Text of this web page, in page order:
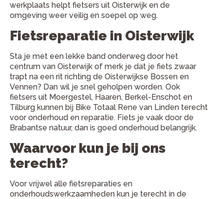
werkplaats helpt fietsers uit Oisterwijk en de
omgeving weer veilig en soepel op weg.
Fietsreparatie in Oisterwijk
Sta je met een lekke band onderweg door het
centrum van Oisterwijk of merk je dat je fiets zwaar
trapt na een rit richting de Oisterwijkse Bossen en
Vennen? Dan wil je snel geholpen worden. Ook
fietsers uit Moergestel, Haaren, Berkel-Enschot en
Tilburg kunnen bij Bike Totaal Rene van Linden terecht
voor onderhoud en reparatie. Fiets je vaak door de
Brabantse natuur, dan is goed onderhoud belangrijk.
Waarvoor kun je bij ons
terecht?
Voor vrijwel alle fietsreparaties en
onderhoudswerkzaamheden kun je terecht in de